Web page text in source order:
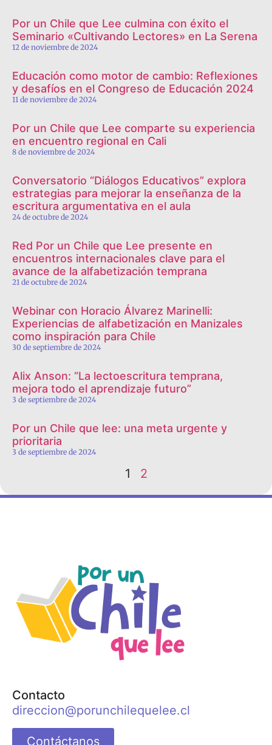
Por un Chile que Lee culmina con éxito el
Seminario «Cultivando Lectores» en La Serena
12 de noviembre de 2024
Educación como motor de cambio: Reflexiones
y desafíos en el Congreso de Educación 2024
11 de noviembre de 2024
Por un Chile que Lee comparte su experiencia
en encuentro regional en Cali
8 de noviembre de 2024
Conversatorio “Diálogos Educativos” explora
estrategias para mejorar la enseñanza de la
escritura argumentativa en el aula
24 de octubre de 2024
Red Por un Chile que Lee presente en
encuentros internacionales clave para el
avance de la alfabetización temprana
21 de octubre de 2024
Webinar con Horacio Álvarez Marinelli:
Experiencias de alfabetización en Manizales
como inspiración para Chile
30 de septiembre de 2024
Alix Anson: “La lectoescritura temprana,
mejora todo el aprendizaje futuro”
3 de septiembre de 2024
Por un Chile que lee: una meta urgente y
prioritaria
3 de septiembre de 2024
1 2
Contacto
direccion@porunchilequelee.cl
Contáctanos